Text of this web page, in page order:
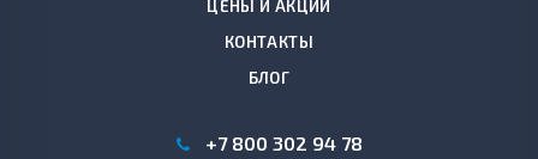
ЦЕНЫ И АКЦИИ
КОНТАКТЫ
БЛОГ
+7 800 302 94 78